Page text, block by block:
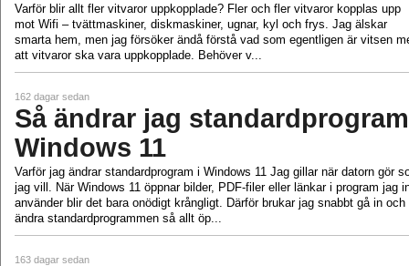
Varför blir allt fler vitvaror uppkopplade? Fler och fler vitvaror kopplas upp
mot Wifi – tvättmaskiner, diskmaskiner, ugnar, kyl och frys. Jag älskar
smarta hem, men jag försöker ändå förstå vad som egentligen är vitsen
att vitvaror ska vara uppkopplade. Behöver v...
162 dagar sedan
Så ändrar jag
Windows 11
Varför jag ändrar standardprogram i Windows 11 Jag gillar när datorn gör
jag vill. När Windows 11 öppnar bilder, PDF‑filer eller länkar i program jag
använder blir det bara onödigt krångligt. Därför brukar jag snabbt gå in och
ändra standardprogrammen så allt öp...
163 dagar sedan